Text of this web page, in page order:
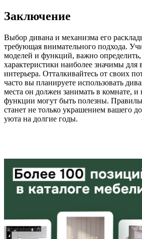
Заключение
Выбор дивана и механизма его
требующая внимательного подхода.
моделей и функций, важно
характеристики наиболее значимы для
интерьера. Отталкивайтесь от своих
часто вы планируете использовать
места он должен занимать в комнате,
функции могут быть полезны.
станет не только украшением вашего
уюта на долгие годы.